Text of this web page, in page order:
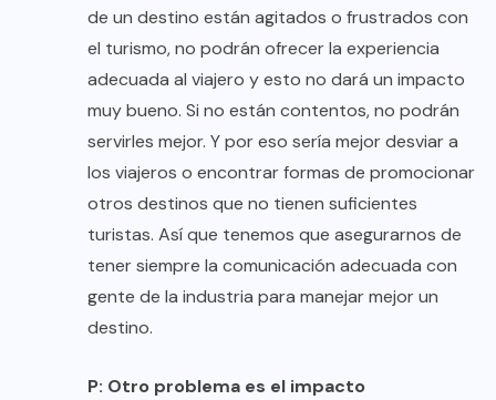
de un destino están agitados o frustrados con
el turismo, no podrán ofrecer la experiencia
adecuada al viajero y esto no dará un impacto
muy bueno. Si no están contentos, no podrán
servirles mejor. Y por eso sería mejor desviar a
los viajeros o encontrar formas de promocionar
otros destinos que no tienen suficientes
turistas. Así que tenemos que asegurarnos de
tener siempre la comunicación adecuada con
gente de la industria para manejar mejor un
destino.
P: Otro problema es el impacto